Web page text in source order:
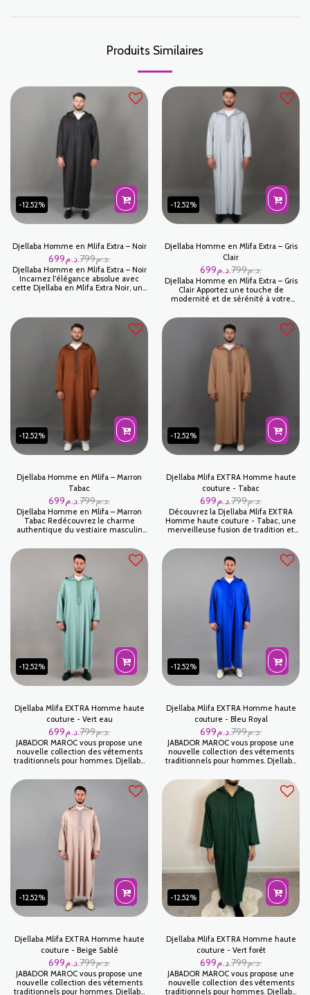
Produits Similaires
-12.52%
Djellaba Homme en Mlifa Extra – Noir
799 د.م. 699 د.م.
Djellaba Homme en Mlifa Extra – Noir
Incarnez l'élégance absolue avec
cette Djellaba en Mlifa Extra Noir, une
prestige et de sobriété, transforme
cette tenue artisanale en un
véritable vêtement de caractère,
idéal pour l'homme qui exige
distinction et raffinement.
-12.52%
Djellaba Homme en Mlifa Extra – Gris
Clair
799 د.م. 699 د.م.
Djellaba Homme en Mlifa Extra – Gris
Clair Apportez une touche de
modernité et de sérénité à votre
Djellaba en Mlifa Extra Gris Clair. Ce
coloris sobre et épuré est un véritable
classique contemporain, offrant une
allure à la fois lumineuse et
distinguée pour toutes vos occasions.
-12.52%
Djellaba Homme en Mlifa – Marron
Tabac
799 د.م. 699 د.م.
Djellaba Homme en Mlifa – Marron
Tabac Redécouvrez le charme
authentique du vestiaire masculin
Mlifa, une pièce qui conjugue à la
perfection tradition, confort et
distinction. Sa couleur Marron Tabac, à
la fois profonde et chaleureuse, en
fait un vêtement de choix pour
l'homme moderne attaché à ses
racines.
-12.52%
Djellaba Mlifa EXTRA Homme haute
couture - Tabac
799 د.م. 699 د.م.
Découvrez la Djellaba Mlifa EXTRA
Homme haute couture - Tabac, une
merveilleuse fusion de tradition et
cette Djellaba pour homme se
distingue par sa couleur tabac riche
et ses finitions couture raffinées.
Conçue pour offrir un confort
supérieur tout en conservant un style
authentique, cette pièce est un choix
idéal pour toutes les occasions
spéciales. Plongez dans un univers de
sophistication avec notre Djellaba
Mlifa EXTRA.
-12.52%
Djellaba Mlifa EXTRA Homme haute
couture - Vert eau
799 د.م. 699 د.م.
JABADOR MAROC vous propose une
nouvelle collection des vêtements
traditionnels pour hommes. Djellaba
djellaba pour homme idéal pour
Ramadan ou pour fêter vos occasions
familiales. Tissu Mlifa Extra Qualité
هذه التشكيلة الجديدة للملابس التقليدية
للرجال والاطفال التي تجمع بين الاصالة
والمعاصرة
-12.52%
Djellaba Mlifa EXTRA Homme haute
couture - Bleu Royal
799 د.م. 699 د.م.
JABADOR MAROC vous propose une
nouvelle collection des vêtements
traditionnels pour hommes. Djellaba
djellaba pour homme idéal pour
Ramadan ou pour fêter vos occasions
familiales. Tissu Mlifa Extra Qualité
supérieure . جبدورالمغرب يقترح عليكم
هذه التشكيلة الجديدة للملابس التقليدية
للرجال والاطفال التي تجمع بين الاصالة
-12.52%
Djellaba Mlifa EXTRA Homme haute
couture - Beige Sablé
799 د.م. 699 د.م.
JABADOR MAROC vous propose une
nouvelle collection des vêtements
traditionnels pour hommes. Djellaba
-12.52%
Djellaba Mlifa EXTRA Homme haute
couture - Vert forêt
799 د.م. 699 د.م.
JABADOR MAROC vous propose une
nouvelle collection des vêtements
traditionnels pour hommes. Djellaba